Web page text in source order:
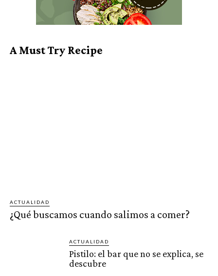
A Must Try Recipe
ACTUALIDAD
¿Qué buscamos cuando salimos a comer?
ACTUALIDAD
Pistilo: el bar que no se explica, se
descubre